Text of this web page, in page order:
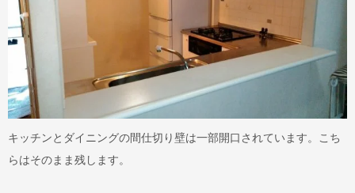
キッチンとダイニングの間仕切り壁は一部開口されています。こち
らはそのまま残します。